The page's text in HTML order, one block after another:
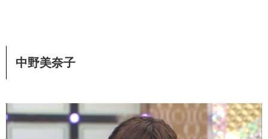
中野美奈子